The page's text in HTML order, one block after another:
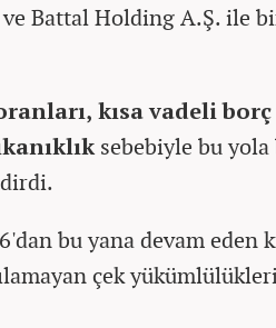
Battal Holding A.Ş. ile
kısa vadeli
sebebiyle bu yola
bu yana devam eden
çek